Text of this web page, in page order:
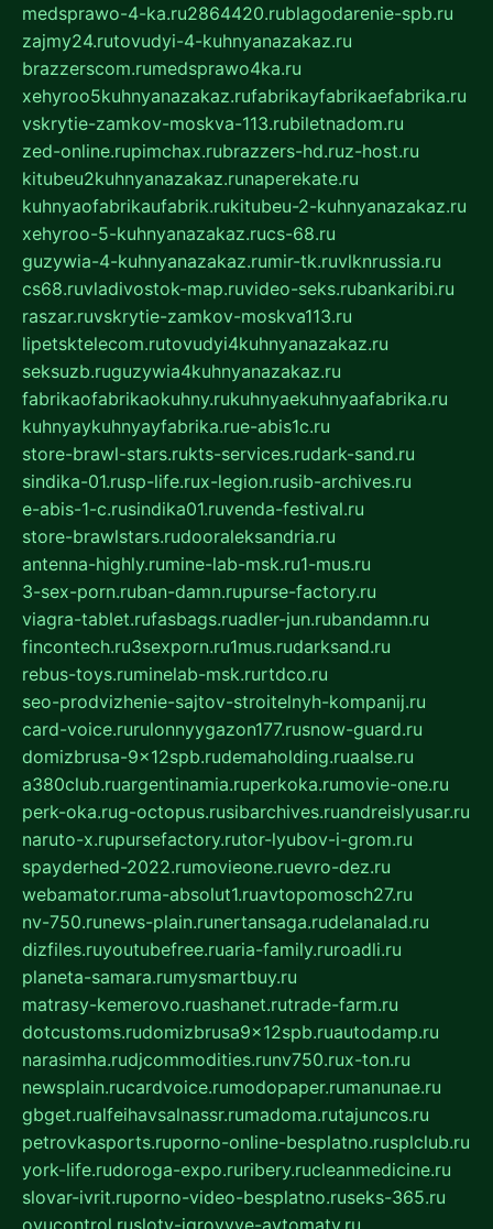
medsprawo-4-ka.ru2864420.rublagodarenie-spb.ru
zajmy24.rutovudyi-4-kuhnyanazakaz.ru
brazzerscom.rumedsprawo4ka.ru
xehyroo5kuhnyanazakaz.rufabrikayfabrikaefabrika.ru
vskrytie-zamkov-moskva-113.rubiletnadom.ru
zed-online.rupimchax.rubrazzers-hd.ruz-host.ru
kitubeu2kuhnyanazakaz.runaperekate.ru
kuhnyaofabrikaufabrik.rukitubeu-2-kuhnyanazakaz.ru
xehyroo-5-kuhnyanazakaz.rucs-68.ru
guzywia-4-kuhnyanazakaz.rumir-tk.ruvlknrussia.ru
cs68.ruvladivostok-map.ruvideo-seks.rubankaribi.ru
raszar.ruvskrytie-zamkov-moskva113.ru
lipetsktelecom.rutovudyi4kuhnyanazakaz.ru
seksuzb.ruguzywia4kuhnyanazakaz.ru
fabrikaofabrikaokuhny.rukuhnyaekuhnyaafabrika.ru
kuhnyaykuhnyayfabrika.rue-abis1c.ru
store-brawl-stars.rukts-services.rudark-sand.ru
sindika-01.rusp-life.rux-legion.rusib-archives.ru
e-abis-1-c.rusindika01.ruvenda-festival.ru
store-brawlstars.rudooraleksandria.ru
antenna-highly.rumine-lab-msk.ru1-mus.ru
3-sex-porn.ruban-damn.rupurse-factory.ru
viagra-tablet.rufasbags.ruadler-jun.rubandamn.ru
fincontech.ru3sexporn.ru1mus.rudarksand.ru
rebus-toys.ruminelab-msk.rurtdco.ru
seo-prodvizhenie-sajtov-stroitelnyh-kompanij.ru
card-voice.rurulonnyygazon177.rusnow-guard.ru
domizbrusa-9x12spb.rudemaholding.ruaalse.ru
a380club.ruargentinamia.ruperkoka.rumovie-one.ru
perk-oka.rug-octopus.rusibarchives.ruandreislyusar.ru
naruto-x.rupursefactory.rutor-lyubov-i-grom.ru
spayderhed-2022.rumovieone.ruevro-dez.ru
webamator.ruma-absolut1.ruavtopomosch27.ru
nv-750.runews-plain.runertansaga.rudelanalad.ru
dizfiles.ruyoutubefree.ruaria-family.ruroadli.ru
planeta-samara.rumysmartbuy.ru
matrasy-kemerovo.ruashanet.rutrade-farm.ru
dotcustoms.rudomizbrusa9x12spb.ruautodamp.ru
narasimha.rudjcommodities.runv750.rux-ton.ru
newsplain.rucardvoice.rumodopaper.rumanunae.ru
gbget.rualfeihavsalnassr.rumadoma.rutajuncos.ru
petrovkasports.ruporno-online-besplatno.rusplclub.ru
york-life.rudoroga-expo.ruribery.rucleanmedicine.ru
slovar-ivrit.ruporno-video-besplatno.ruseks-365.ru
ovucontrol.rusloty-igrovyye-avtomaty.ru